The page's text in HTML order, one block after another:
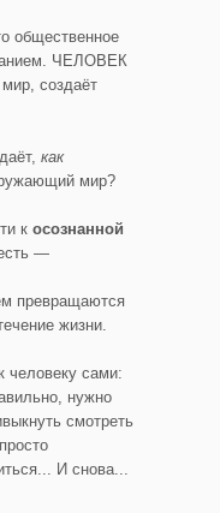
ЧЕЛОВЕК
создаёт
как
мир?
к осознанной
—
превращаются
жизни.
человеку сами:
нужно
смотреть
И снова...